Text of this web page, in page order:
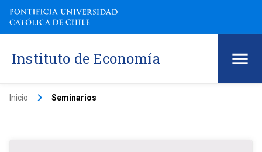
Instituto de Economía
Inicio keyboard_arrow_right Seminarios